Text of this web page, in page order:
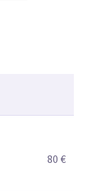
su bienestar
baja energía.
su
de falta de
80 €